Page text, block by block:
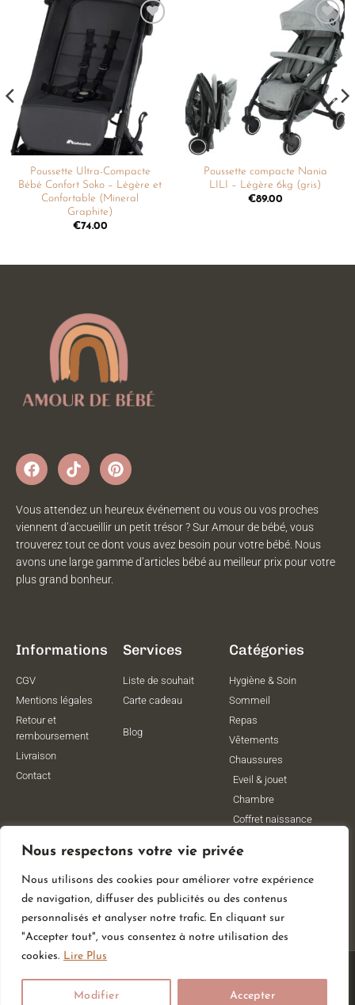
Nous respectons votre vie privée
Nous utilisons des cookies pour améliorer votre expérience
de navigation, diffuser des publicités ou des contenus
personnalisés et analyser notre trafic. En cliquant sur
"Accepter tout", vous consentez à notre utilisation des
cookies. Lire Plus
Modifier Accepter
Ajouter
à la
liste de
souhaits
Poussette Ultra-Compacte
Bébé Confort Soko – Légère et
Confortable (Mineral
Graphite)
€74.00
Ajouter
à la
liste de
souhaits
Poussette compacte Nania
LILI – Légère 6kg (gris)
€89.00
Vous attendez un heureux événement ou vous ou vos proches
viennent d’accueillir un petit trésor ? Sur Amour de bébé, vous
trouverez tout ce dont vous avez besoin pour votre bébé. Nous
avons une large gamme d’articles bébé au meilleur prix pour votre
plus grand bonheur.
Informations
CGV
Mentions légales
Retour et
remboursement
Livraison
Contact
Services
Liste de souhait
Carte cadeau
Blog
Catégories
Hygiène & Soin
Sommeil
Repas
Vêtements
Chaussures
Eveil & jouet
Chambre
Coffret naissance
Vêtements de
grossesse
Lithothérapie
Poussettes
© All Rights Reserved
By Web Coast